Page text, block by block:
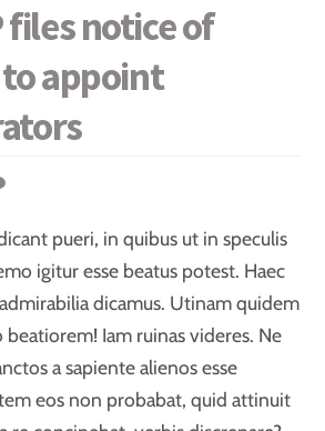
files notice of
appoint
pueri, in quibus ut in speculis
igitur esse beatus potest. Haec
dicamus. Utinam quidem
Iam ruinas videres. Ne
a sapiente alienos esse
eos non probabat, quid attinuit